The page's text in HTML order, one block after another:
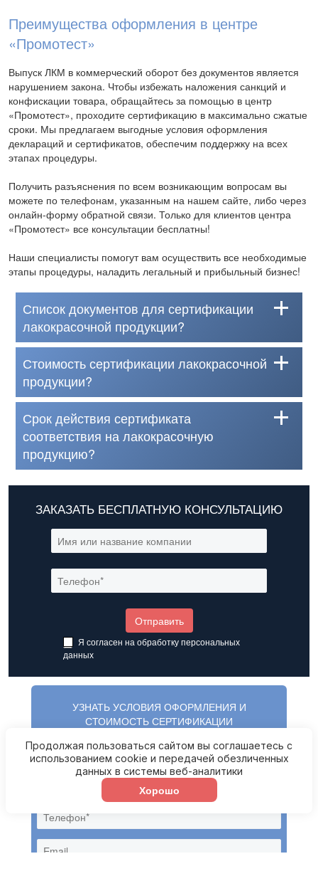
Преимущества оформления в центре
«Промотест»
Выпуск ЛКМ в коммерческий оборот без документов является
нарушением закона. Чтобы избежать наложения санкций и
конфискации товара, обращайтесь за помощью в центр
«Промотест», проходите сертификацию в максимально сжатые
сроки. Мы предлагаем выгодные условия оформления
деклараций и сертификатов, обеспечим поддержку на всех
этапах процедуры.
Получить разъяснения по всем возникающим вопросам вы
можете по телефонам, указанным на нашем сайте, либо через
онлайн-форму обратной связи. Только для клиентов центра
«Промотест» все консультации бесплатны!
Наши специалисты помогут вам осуществить все необходимые
этапы процедуры, наладить легальный и прибыльный бизнес!
Список документов для сертификации
лакокрасочной продукции?
Стоимость сертификации лакокрасочной
продукции?
Срок действия сертификата
соответствия на лакокрасочную
продукцию?
ЗАКАЗАТЬ БЕСПЛАТНУЮ КОНСУЛЬТАЦИЮ
Я согласен на обработкуперсональных
данных
УЗНАТЬ УСЛОВИЯ ОФОРМЛЕНИЯ И
СТОИМОСТЬ СЕРТИФИКАЦИИ
Продолжая пользоваться сайтом вы соглашаетесь с
использованием cookie и передачей обезличенных
данных в системы веб-аналитики
Хорошо